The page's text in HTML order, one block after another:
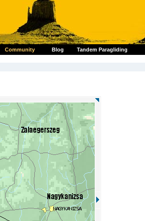
Community Blog Tandem Paragliding